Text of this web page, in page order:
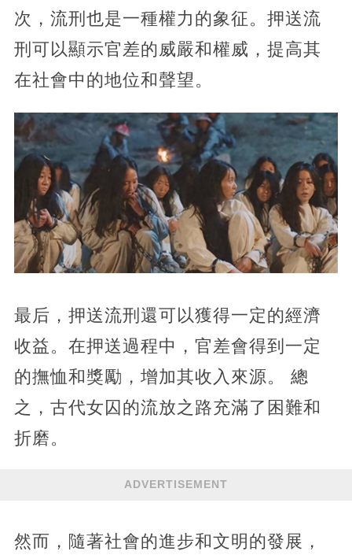
次，流刑也是一種權力的象征。押送流
刑可以顯示官差的威嚴和權威，提高其
在社會中的地位和聲望。
最后，押送流刑還可以獲得一定的經濟
收益。在押送過程中，官差會得到一定
的撫恤和獎勵，增加其收入來源。 總
之，古代女囚的流放之路充滿了困難和
折磨。
ADVERTISEMENT
然而，隨著社會的進步和文明的發展，